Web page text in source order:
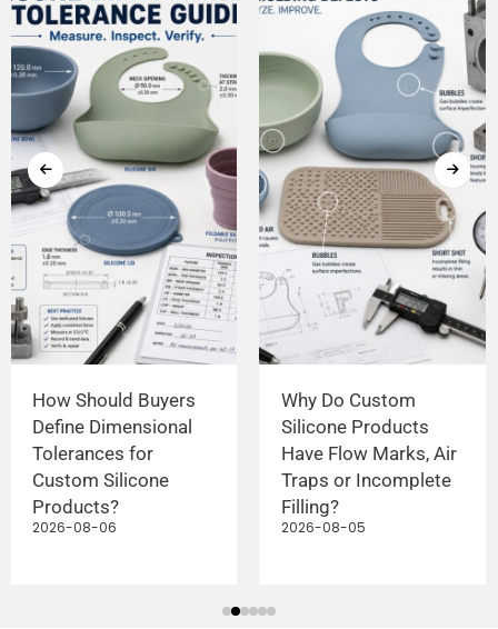
How Should Buyers
Define Dimensional
Tolerances for
Custom Silicone
Products?
2026-08-06
Why Do Custom
Silicone Products
Have Flow Marks, Air
Traps or Incomplete
Filling?
2026-08-05